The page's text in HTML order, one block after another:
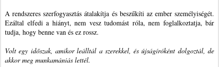
A rendszeres szerfogyasztás átalakítja és beszűkíti az ember személyiségét.
Ezáltal elfedi a hiányt, nem vesz tudomást róla, nem foglalkoztatja, bár
tudja, hogy benne van és ez rossz.
Volt egy időszak, amikor leálltál a szerekkel, és újságíróként dolgoztál, de
akkor meg munkamániás lettél.